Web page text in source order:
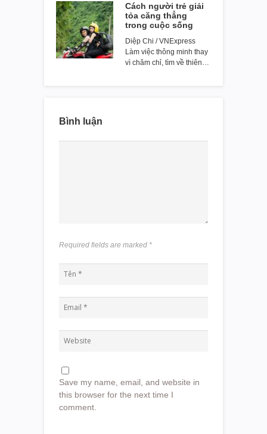
Cách người trẻ giải
tỏa căng thẳng
trong cuộc sống
Diệp Chi / VNExpress
Làm việc thông minh thay
vì chăm chỉ, tìm về thiên…
Bình luận
Required fields are marked *
Save my name, email, and website in
this browser for the next time I
comment.